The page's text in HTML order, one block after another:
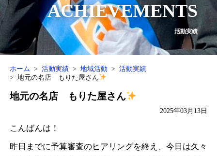
ACHIEVEMENTS
活動実績
ホーム 活動実績 地域活動
活動実績
地元の名店 もりた屋さん
地元の名店 もりた屋さん
2025年03月13日
こんばんは！
昨日までに予算審査のヒアリングを終え、今日は久々